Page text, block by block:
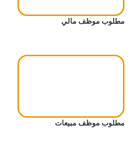
مطلوب موظف مالي
مطلوب موظف مبيعات